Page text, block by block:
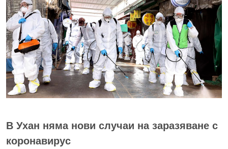
В Ухан няма нови случаи на заразяване с
коронавирус